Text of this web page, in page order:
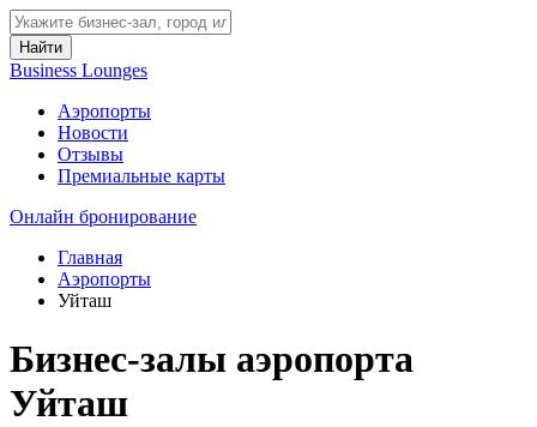
Найти
Business Lounges
Аэропорты
Новости
Отзывы
Премиальные карты
Онлайн бронирование
Главная
Аэропорты
Уйташ
Бизнес-залы аэропорта
Уйташ